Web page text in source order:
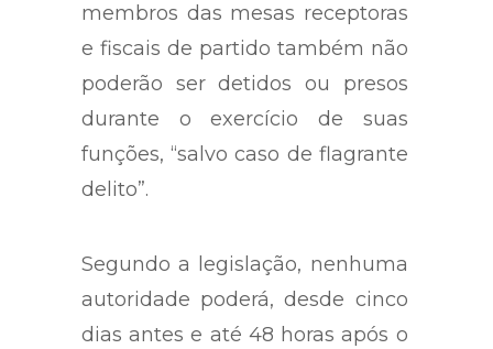
membros das mesas receptoras
e fiscais de partido também não
poderão ser detidos ou presos
durante o exercício de suas
funções, “salvo caso de flagrante
delito”.
Segundo a legislação, nenhuma
autoridade poderá, desde cinco
dias antes e até 48 horas após o